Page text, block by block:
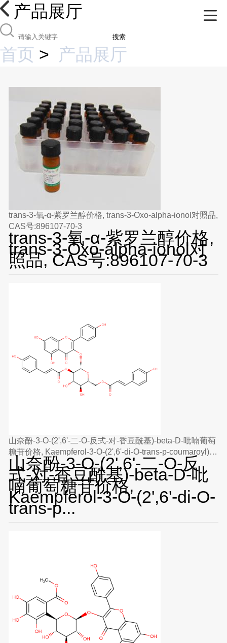
产品展厅
搜索
首页 > 产品展厅
trans-3-氧-α-紫罗兰醇价格, trans-3-Oxo-alpha-ionol对照品,
CAS号:896107-70-3
trans-3-氧-α-紫罗兰醇价格,
trans-3-Oxo-alpha-ionol对
照品, CAS号:896107-70-3
山奈酚-3-O-(2',6'-二-O-反式-对-香豆酰基)-beta-D-吡喃葡萄
糖苷价格, Kaempferol-3-O-(2',6'-di-O-trans-p-coumaroyl)-
beta-D-glucopyranoside对照品, CAS号:121651-61-4
山奈酚-3-O-(2',6'-二-O-反
式-对-香豆酰基)-beta-D-吡
喃葡萄糖苷价格,
Kaempferol-3-O-(2',6'-di-O-
trans-p...